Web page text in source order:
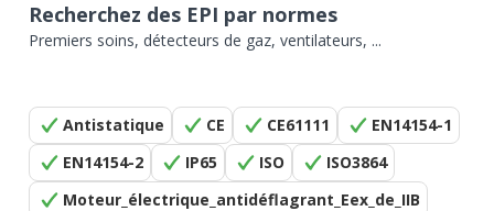
Recherchez des EPI par normes
Premiers soins, détecteurs de gaz, ventilateurs, ...
Antistatique CE CE61111
EN14154-1
EN14154-2
IP65 ISO
ISO3864
Moteur_électrique_antidéflagrant_Eex_de_IIB